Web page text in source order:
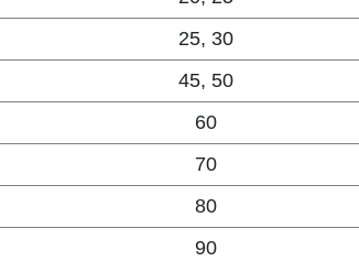
25, 30
45, 50
60
70
80
90